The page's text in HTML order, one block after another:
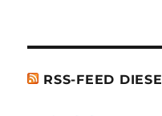
RSS-FEED